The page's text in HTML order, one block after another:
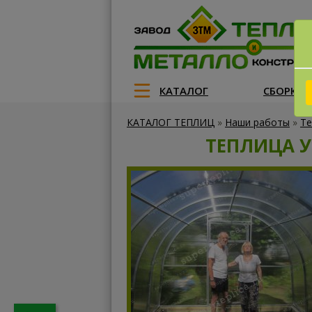
КАТАЛОГ СБОРКА
КАТАЛОГ ТЕПЛИЦ » Наши работы »
ТЕПЛИЦА